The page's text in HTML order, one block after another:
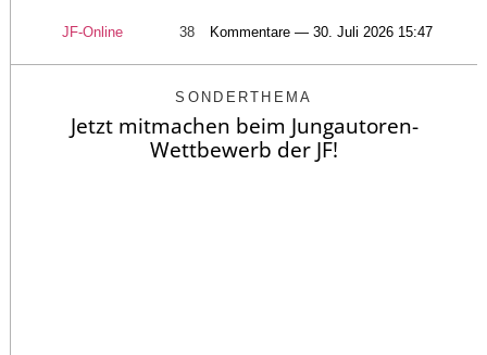
JF-Online 38 Kommentare — 30. Juli 2026 15:47
SONDERTHEMA
Jetzt mitmachen beim Jungautoren-
Wettbewerb der JF!